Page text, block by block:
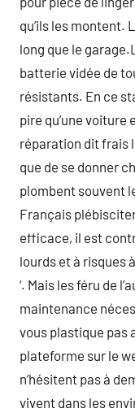
qu’ils les montent.
long que le
batterie vidée de
résistants. En ce
pire qu’une voiture
réparation dit frais
que de se donner
plombent souvent
Français
efficace, il est
lourds et à risques
‘. Mais les féru de
maintenance
vous plastique pas
plateforme sur le
n’hésitent pas à
vivent dans les